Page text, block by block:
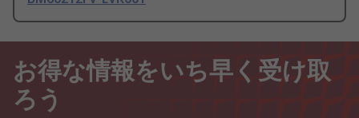
お得な情報をいち早く受け取
ろう